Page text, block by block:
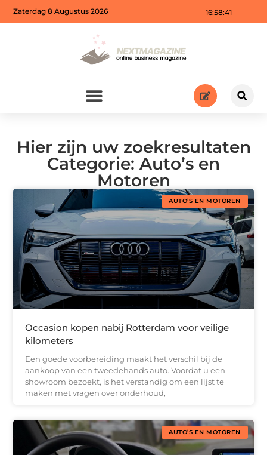
16:58:43
Zaterdag 8 Augustus 2026
Hier zijn uw zoekresultaten
Categorie: Auto’s en
Motoren
AUTO’S EN MOTOREN
Occasion kopen nabij Rotterdam voor veilige
kilometers
Een goede voorbereiding maakt het verschil bij de
aankoop van een tweedehands auto. Voordat u een
showroom bezoekt, is het verstandig om een lijst te
maken met vragen over onderhoud,
AUTO’S EN MOTOREN